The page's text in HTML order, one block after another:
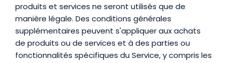
produits et services ne seront utilisés que de
manière légale. Des conditions générales
supplémentaires peuvent s'appliquer aux achats
de produits ou de services et à des parties ou
fonctionnalités spécifiques du Service, y compris les